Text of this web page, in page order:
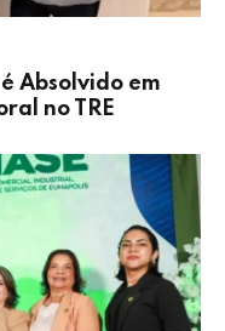
Absolvido em
no TRE